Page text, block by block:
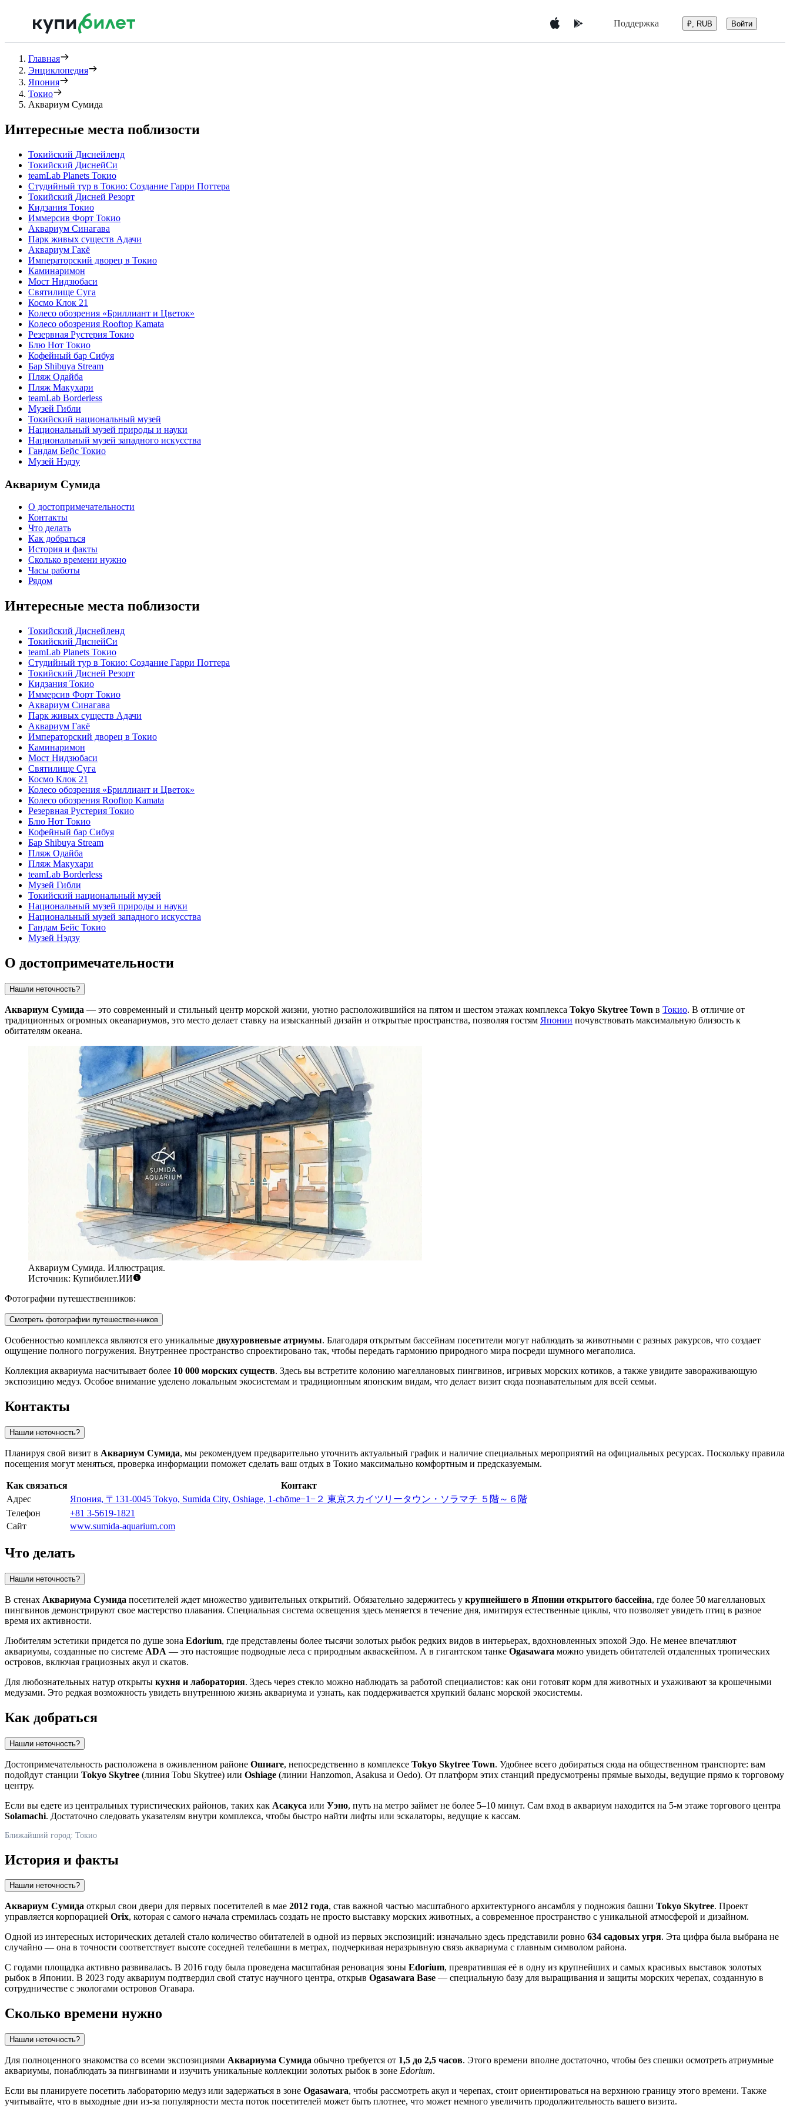
Поддержка ₽, RUB Войти
Главная
Энциклопедия
Япония
Токио
Аквариум Сумида
Интересные места поблизости
Токийский Диснейленд
Токийский ДиснейСи
teamLab Planets Токио
Студийный тур в Токио: Создание Гарри Поттера
Токийский Дисней Резорт
Кидзания Токио
Иммерсив Форт Токио
Аквариум Синагава
Парк живых существ Адачи
Аквариум Гакё
Императорский дворец в Токио
Каминаримон
Мост Нидзюбаси
Святилище Суга
Космо Клок 21
Колесо обозрения «Бриллиант и Цветок»
Колесо обозрения Rooftop Kamata
Резервная Рустерия Токио
Блю Нот Токио
Кофейный бар Сибуя
Бар Shibuya Stream
Пляж Одайба
Пляж Макухари
teamLab Borderless
Музей Гибли
Токийский национальный музей
Национальный музей природы и науки
Национальный музей западного искусства
Гандам Бейс Токио
Музей Нэдзу
Аквариум Сумида
О достопримечательности
Контакты
Что делать
Как добраться
История и факты
Сколько времени нужно
Часы работы
Рядом
Интересные места поблизости
Токийский Диснейленд
Токийский ДиснейСи
teamLab Planets Токио
Студийный тур в Токио: Создание Гарри Поттера
Токийский Дисней Резорт
Кидзания Токио
Иммерсив Форт Токио
Аквариум Синагава
Парк живых существ Адачи
Аквариум Гакё
Императорский дворец в Токио
Каминаримон
Мост Нидзюбаси
Святилище Суга
Космо Клок 21
Колесо обозрения «Бриллиант и Цветок»
Колесо обозрения Rooftop Kamata
Резервная Рустерия Токио
Блю Нот Токио
Кофейный бар Сибуя
Бар Shibuya Stream
Пляж Одайба
Пляж Макухари
teamLab Borderless
Музей Гибли
Токийский национальный музей
Национальный музей природы и науки
Национальный музей западного искусства
Гандам Бейс Токио
Музей Нэдзу
О достопримечательности
Нашли неточность?
Аквариум Сумида — это современный и стильный центр морской жизни, уютно расположившийся на пятом и шестом этажах комплекса Tokyo Skytree Town в Токио. В отличие от
традиционных огромных океанариумов, это место делает ставку на изысканный дизайн и открытые пространства, позволяя гостям Японии почувствовать максимальную близость к
обитателям океана.
Аквариум Сумида. Иллюстрация.
Источник: Купибилет.ИИ
Фотографии путешественников:
Смотреть фотографии путешественников
Особенностью комплекса являются его уникальные двухуровневые атриумы. Благодаря открытым бассейнам посетители могут наблюдать за животными с разных ракурсов, что создает
ощущение полного погружения. Внутреннее пространство спроектировано так, чтобы передать гармонию природного мира посреди шумного мегаполиса.
Коллекция аквариума насчитывает более 10 000 морских существ. Здесь вы встретите колонию магеллановых пингвинов, игривых морских котиков, а также увидите завораживающую
экспозицию медуз. Особое внимание уделено локальным экосистемам и традиционным японским видам, что делает визит сюда познавательным для всей семьи.
Контакты
Нашли неточность?
Планируя свой визит в Аквариум Сумида, мы рекомендуем предварительно уточнить актуальный график и наличие специальных мероприятий на официальных ресурсах. Поскольку правила
посещения могут меняться, проверка информации поможет сделать ваш отдых в Токио максимально комфортным и предсказуемым.
Как связаться
Контакт
Адрес
Япония, 〒131-0045 Tokyo, Sumida City, Oshiage, 1-chōme−1−２ 東京スカイツリータウン・ソラマチ ５階～６階
Телефон
+81 3-5619-1821
Сайт
www.sumida-aquarium.com
Что делать
Нашли неточность?
В стенах Аквариума Сумида посетителей ждет множество удивительных открытий. Обязательно задержитесь у крупнейшего в Японии открытого бассейна, где более 50 магеллановых
пингвинов демонстрируют свое мастерство плавания. Специальная система освещения здесь меняется в течение дня, имитируя естественные циклы, что позволяет увидеть птиц в разное
время их активности.
Любителям эстетики придется по душе зона Edorium, где представлены более тысячи золотых рыбок редких видов в интерьерах, вдохновленных эпохой Эдо. Не менее впечатляют
аквариумы, созданные по системе ADA — это настоящие подводные леса с природным акваскейпом. А в гигантском танке Ogasawara можно увидеть обитателей отдаленных тропических
островов, включая грациозных акул и скатов.
Для любознательных натур открыты кухня и лаборатория. Здесь через стекло можно наблюдать за работой специалистов: как они готовят корм для животных и ухаживают за крошечными
медузами. Это редкая возможность увидеть внутреннюю жизнь аквариума и узнать, как поддерживается хрупкий баланс морской экосистемы.
Как добраться
Нашли неточность?
Достопримечательность расположена в оживленном районе Ошиаге, непосредственно в комплексе Tokyo Skytree Town. Удобнее всего добираться сюда на общественном транспорте: вам
подойдут станции Tokyo Skytree (линия Tobu Skytree) или Oshiage (линии Hanzomon, Asakusa и Oedo). От платформ этих станций предусмотрены прямые выходы, ведущие прямо к торговому
центру.
Если вы едете из центральных туристических районов, таких как Асакуса или Уэно, путь на метро займет не более 5–10 минут. Сам вход в аквариум находится на 5-м этаже торгового центра
Solamachi. Достаточно следовать указателям внутри комплекса, чтобы быстро найти лифты или эскалаторы, ведущие к кассам.
Ближайший город: Токио
История и факты
Нашли неточность?
Аквариум Сумида открыл свои двери для первых посетителей в мае 2012 года, став важной частью масштабного архитектурного ансамбля у подножия башни Tokyo Skytree. Проект
управляется корпорацией Orix, которая с самого начала стремилась создать не просто выставку морских животных, а современное пространство с уникальной атмосферой и дизайном.
Одной из интересных исторических деталей стало количество обитателей в одной из первых экспозиций: изначально здесь представили ровно 634 садовых угря. Эта цифра была выбрана не
случайно — она в точности соответствует высоте соседней телебашни в метрах, подчеркивая неразрывную связь аквариума с главным символом района.
С годами площадка активно развивалась. В 2016 году была проведена масштабная реновация зоны Edorium, превратившая её в одну из крупнейших и самых красивых выставок золотых
рыбок в Японии. В 2023 году аквариум подтвердил свой статус научного центра, открыв Ogasawara Base — специальную базу для выращивания и защиты морских черепах, созданную в
сотрудничестве с экологами островов Огавара.
Сколько времени нужно
Нашли неточность?
Для полноценного знакомства со всеми экспозициями Аквариума Сумида обычно требуется от 1,5 до 2,5 часов. Этого времени вполне достаточно, чтобы без спешки осмотреть атриумные
аквариумы, понаблюдать за пингвинами и изучить уникальные коллекции золотых рыбок в зоне Edorium.
Если вы планируете посетить лабораторию медуз или задержаться в зоне Ogasawara, чтобы рассмотреть акул и черепах, стоит ориентироваться на верхнюю границу этого времени. Также
учитывайте, что в выходные дни из-за популярности места поток посетителей может быть плотнее, что может немного увеличить продолжительность вашего визита.